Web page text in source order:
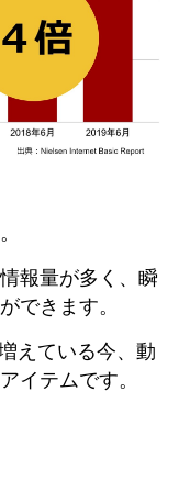
。
報量が多く、瞬
できます。
えている今、動
イテムです。